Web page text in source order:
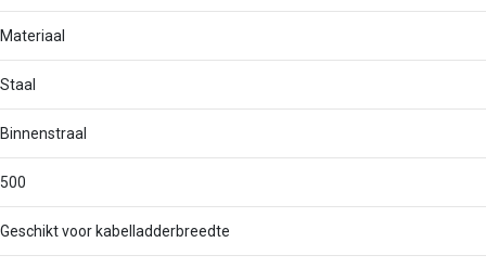
Materiaal
Staal
Binnenstraal
500
Geschikt voor kabelladderbreedte